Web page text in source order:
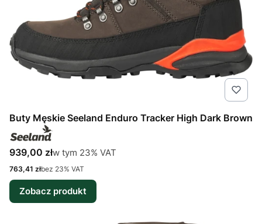
Buty Męskie Seeland Enduro Tracker High Dark Brown
Cena brutto
939,00 złw tym %s VAT
w tym 23% VAT
Cena netto
763,41 złbez 23% VAT
Zobacz produkt